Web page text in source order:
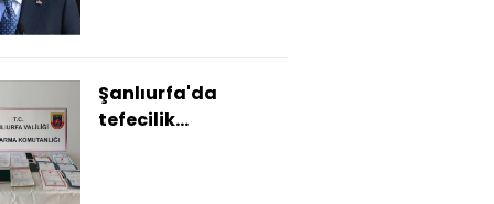
Şanlıurfa'da
tefecilik